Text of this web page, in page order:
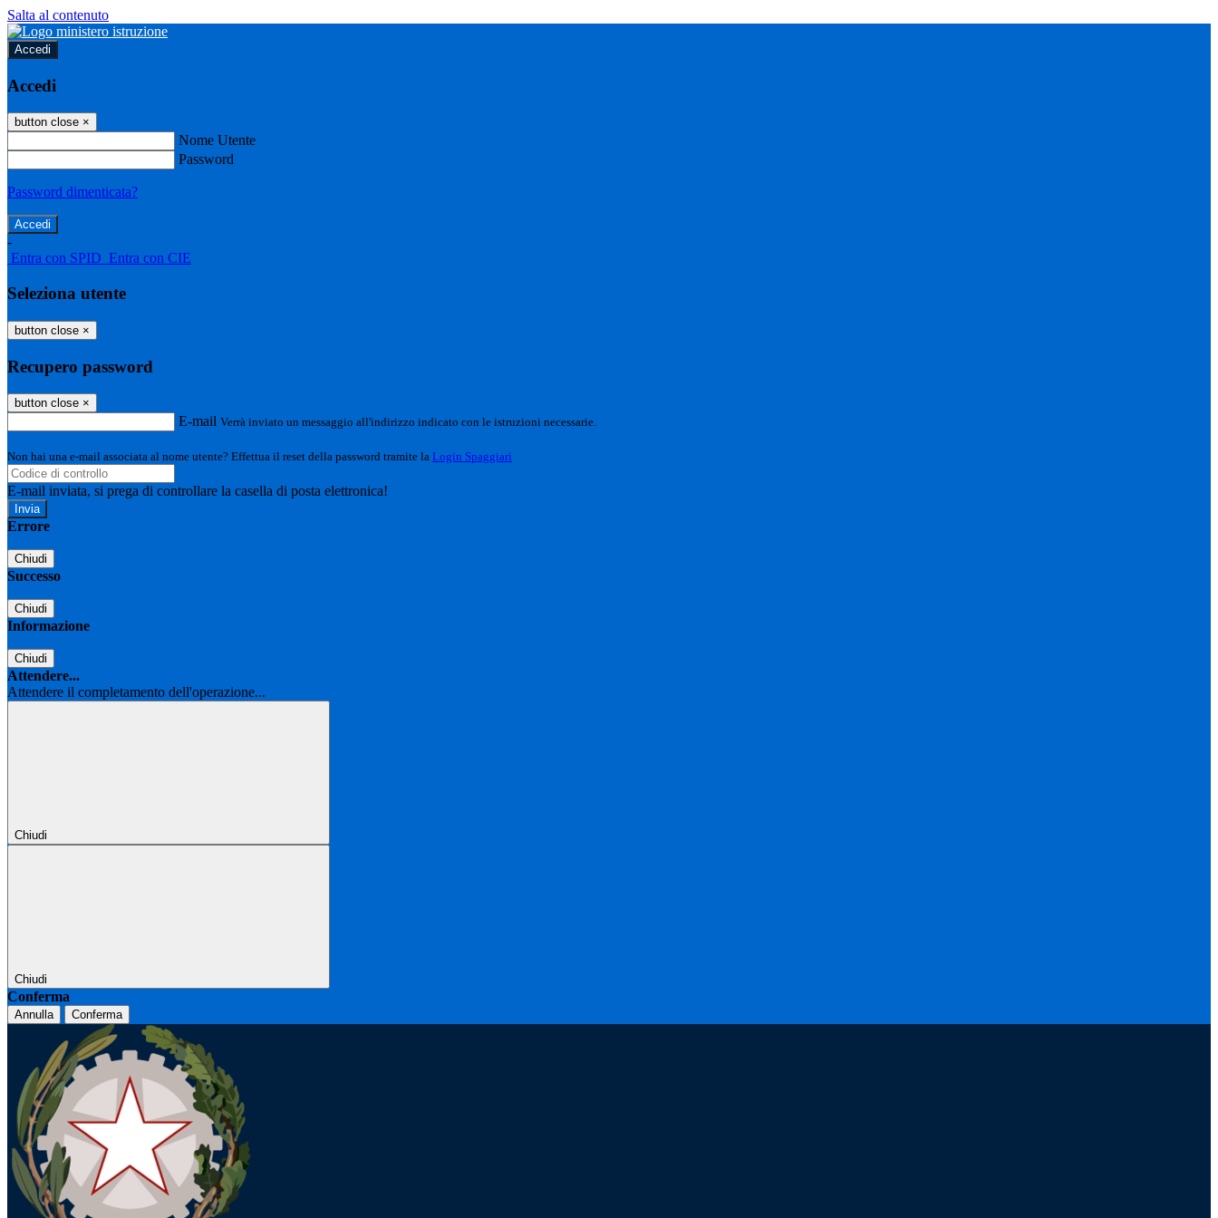
Salta al contenuto
Accedi
Accedi
button close ×
Nome Utente
Password
Password dimenticata?
-
Entra con SPID Entra con CIE
Seleziona utente
button close ×
Recupero password
button close ×
E-mail Verrà inviato un messaggio all'indirizzo indicato con le istruzioni necessarie.
Non hai una e-mail associata al nome utente? Effettua il reset della password tramite la Login Spaggiari
E-mail inviata, si prega di controllare la casella di posta elettronica!
Errore
Chiudi
Successo
Chiudi
Informazione
Chiudi
Attendere...
Attendere il completamento dell'operazione...
Chiudi
Chiudi
Conferma
Annulla Conferma